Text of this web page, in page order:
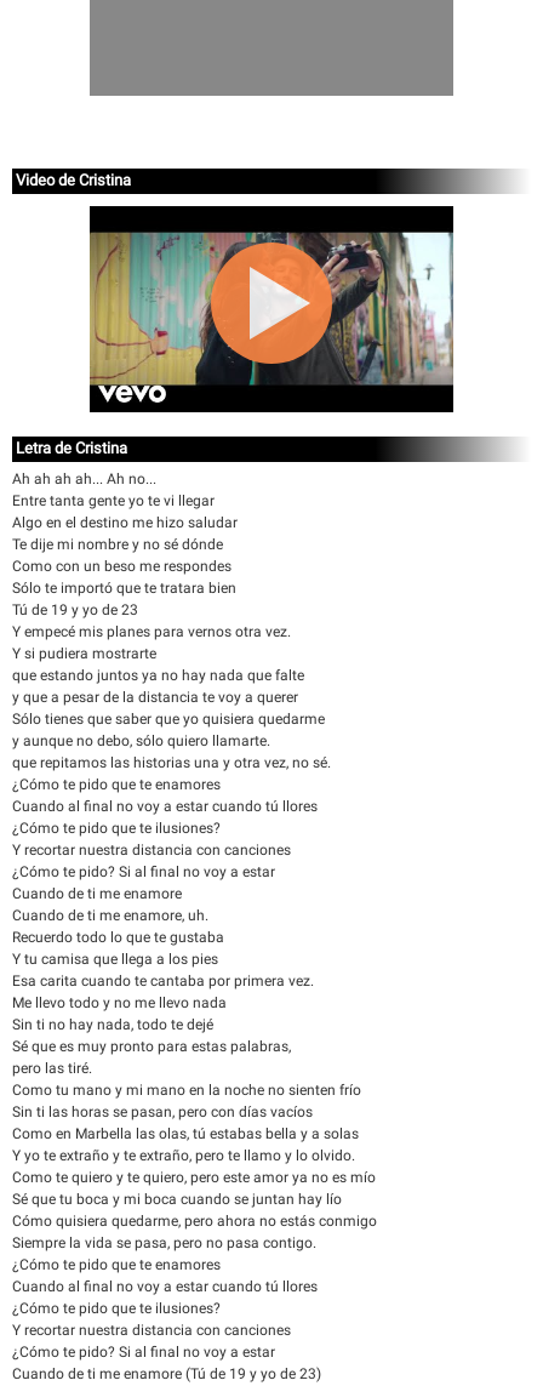
Video de Cristina
Letra de Cristina
Ah ah ah ah... Ah no...
Entre tanta gente yo te vi llegar
Algo en el destino me hizo saludar
Te dije mi nombre y no sé dónde
Como con un beso me respondes
Sólo te importó que te tratara bien
Tú de 19 y yo de 23
Y empecé mis planes para vernos otra vez.
Y si pudiera mostrarte
que estando juntos ya no hay nada que falte
y que a pesar de la distancia te voy a querer
Sólo tienes que saber que yo quisiera quedarme
y aunque no debo, sólo quiero llamarte.
que repitamos las historias una y otra vez, no sé.
¿Cómo te pido que te enamores
Cuando al final no voy a estar cuando tú llores
¿Cómo te pido que te ilusiones?
Y recortar nuestra distancia con canciones
¿Cómo te pido? Si al final no voy a estar
Cuando de ti me enamore
Cuando de ti me enamore, uh.
Recuerdo todo lo que te gustaba
Y tu camisa que llega a los pies
Esa carita cuando te cantaba por primera vez.
Me llevo todo y no me llevo nada
Sin ti no hay nada, todo te dejé
Sé que es muy pronto para estas palabras,
pero las tiré.
Como tu mano y mi mano en la noche no sienten frío
Sin ti las horas se pasan, pero con días vacíos
Como en Marbella las olas, tú estabas bella y a solas
Y yo te extraño y te extraño, pero te llamo y lo olvido.
Como te quiero y te quiero, pero este amor ya no es mío
Sé que tu boca y mi boca cuando se juntan hay lío
Cómo quisiera quedarme, pero ahora no estás conmigo
Siempre la vida se pasa, pero no pasa contigo.
¿Cómo te pido que te enamores
Cuando al final no voy a estar cuando tú llores
¿Cómo te pido que te ilusiones?
Y recortar nuestra distancia con canciones
¿Cómo te pido? Si al final no voy a estar
Cuando de ti me enamore (Tú de 19 y yo de 23)